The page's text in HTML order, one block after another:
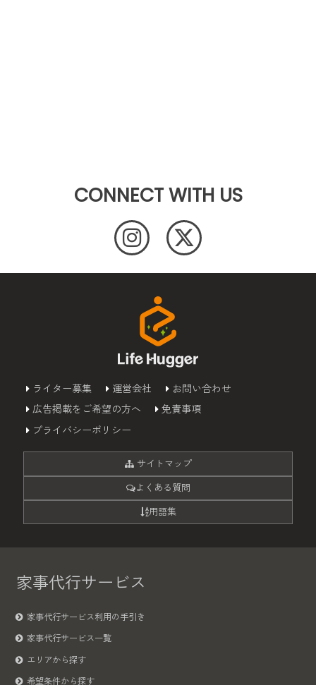
CONNECT WITH US
ライター募集 運営会社
お問い合わせ
広告掲載をご希望の方へ
免責事項
プライバシーポリシー
サイトマップ
よくある質問
用語集
家事代行サービス
家事代行サービス利用の手引き
家事代行サービス一覧
エリアから探す
希望条件から探す